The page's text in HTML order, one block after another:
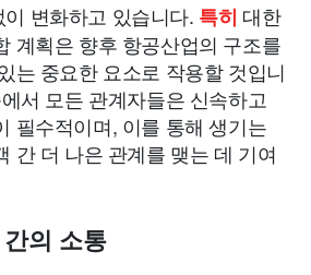
변화하고 있습니다. 특히 대한
계획은 향후 항공산업의 구조를
는 중요한 요소로 작용할 것입니
서 모든 관계자들은 신속하고
필수적이며, 이를 통해 생기는
간 더 나은 관계를 맺는 데 기여
의 소통